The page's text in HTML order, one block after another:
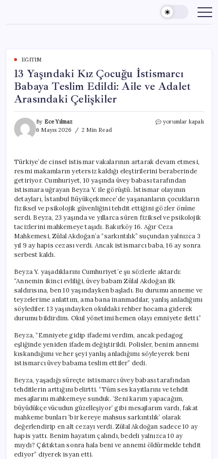
content
EĞITIM
13 Yaşındaki Kız Çocuğu İstismarcı
Babaya Teslim Edildi: Aile ve Adalet
Arasındaki Çelişkiler
By Ece Yılmaz
6 Mayıs 2026
2 Min Read
13
Babaya
Teslim
Edildi:
Aile
Adalet
Arasındaki
Çelişkiler
için
yorumlar kapalı
Türkiye’de cinsel istismar vakalarının artarak devam etmesi,
resmi makamların yetersiz kaldığı eleştirilerini beraberinde
getiriyor. Cumhuriyet, 10 yaşında üvey babası tarafından
istismara uğrayan Beyza Y. ile görüştü. İstismar olayının
detayları, İstanbul Büyükçekmece’de yaşananların çocukların
fiziksel ve psikolojik güvenliğini tehdit ettiğini gözler önüne
serdi. Beyza, 23 yaşında ve yıllarca süren fiziksel ve psikolojik
tacizlerini mahkemeye taşıdı. Bakırköy 16. Ağır Ceza
Mahkemesi, Zülal Akdoğan’a “sarkıntılık” suçundan yalnızca 3
yıl 9 ay hapis cezası verdi. Ancak istismarcı baba, 16 ay sonra
serbest kaldı.
Beyza Y. yaşadıklarını Cumhuriyet’e şu sözlerle aktardı:
“Annemin ikinci evliliği, üvey babam Zülal Akdoğan ilk
saldırısına, ben 10 yaşındayken başladı. Bu durumu anneme ve
teyzelerime anlattım, ama bana inanmadılar, yanlış anladığımı
söylediler. 13 yaşındayken okuldaki rehber hocama giderek
durumu bildirdim. Okul yönetimi hemen olayı emniyete iletti.”
Beyza, “Emniyete gidip ifademi verdim, ancak pedagog
eşliğinde yeniden ifadem değiştirildi. Polisler, benim annemi
kıskandığımı ve her şeyi yanlış anladığımı söyleyerek beni
istismarcı üvey babama teslim ettiler” dedi.
Beyza, yaşadığı süreçte istismarcı üvey babası tarafından
tehditlerin arttığını belirtti. “Tüm ses kayıtlarını ve tehdit
mesajlarını mahkemeye sunduk. ‘Seni karım yapacağım,
büyüdükçe vücudun güzelleşiyor’ gibi mesajlarım vardı, fakat
mahkeme bunları ‘bir kereye mahsus sarkıntılık’ olarak
değerlendirip en alt cezayı verdi. Zülal Akdoğan sadece 10 ay
hapis yattı. Benim hayatım çalındı, bedeli yalnızca 10 ay
mıydı? Çıktıktan sonra hala beni ve annemi öldürmekle tehdit
ediyor” diyerek isyan etti.